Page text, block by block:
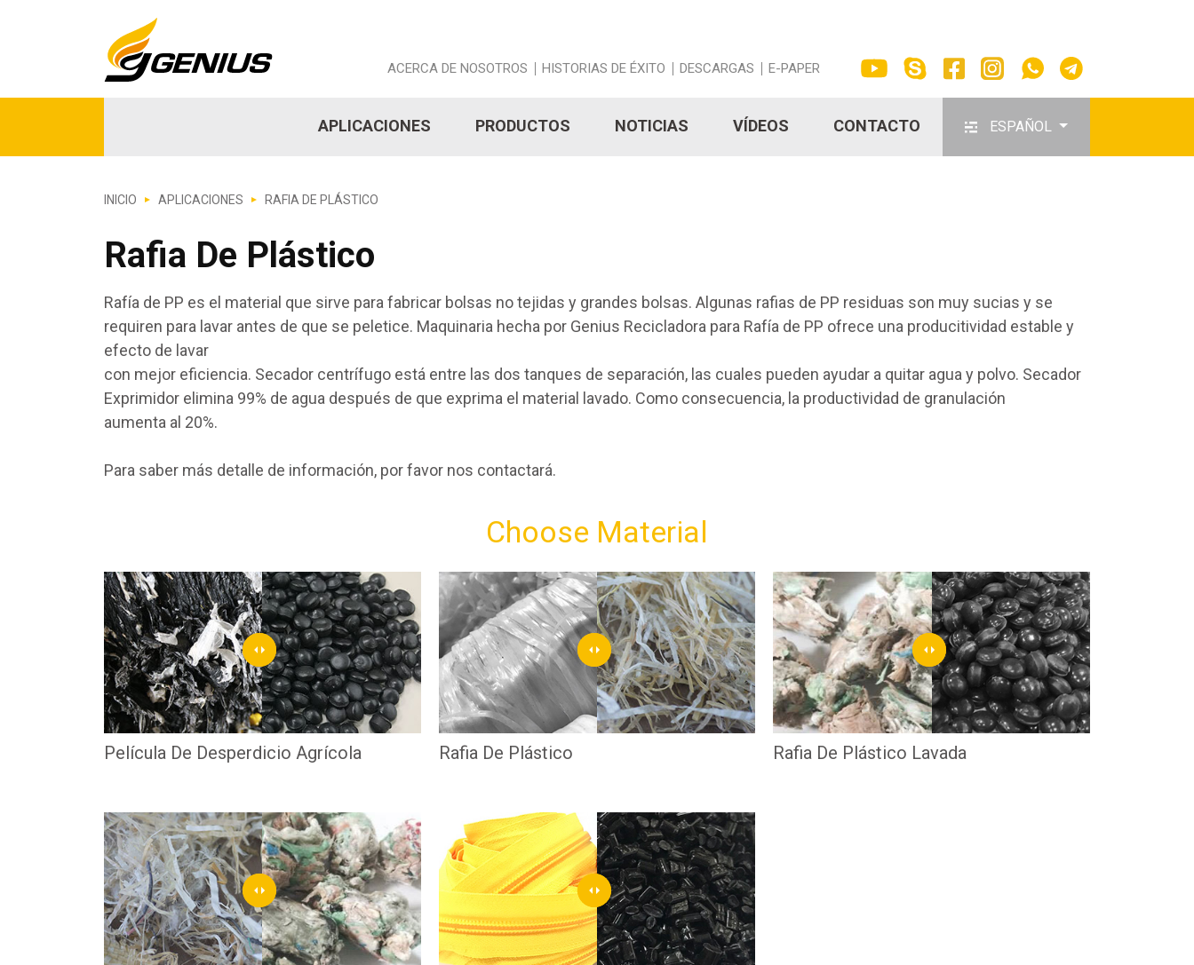
ACERCA DE NOSOTROS HISTORIAS DE ÉXITO DESCARGAS E-PAPER
APLICACIONES PRODUCTOS NOTICIAS VÍDEOS CONTACTO ESPAÑOL
INICIO APLICACIONES RAFIA DE PLÁSTICO
Rafia De Plástico
Rafía de PP es el material que sirve para fabricar bolsas no tejidas y grandes bolsas. Algunas rafias de PP residuas son muy sucias y se
requiren para lavar antes de que se peletice. Maquinaria hecha por Genius Recicladora para Rafía de PP ofrece una producitividad estable y
efecto de lavar
con mejor eficiencia. Secador centrífugo está entre las dos tanques de separación, las cuales pueden ayudar a quitar agua y polvo. Secador
Exprimidor elimina 99% de agua después de que exprima el material lavado. Como consecuencia, la productividad de granulación
aumenta al 20%.
Para saber más detalle de información, por favor nos contactará.
Choose Material
Película De Desperdicio Agrícola Rafia De Plástico Rafia De Plástico Lavada